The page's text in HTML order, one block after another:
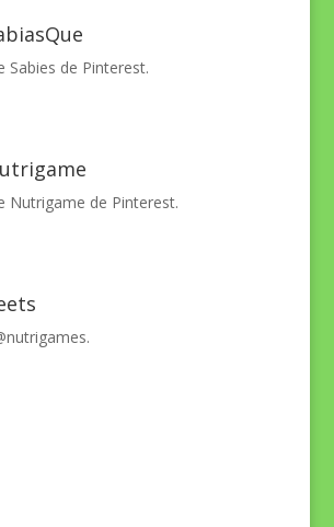
Sabies de Pinterest.
Nutrigame de Pinterest.